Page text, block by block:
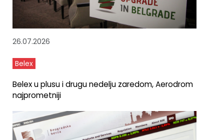
26.07.2026
Belex
Belex u plusu i drugu nedelju zaredom, Aerodrom
najprometniji